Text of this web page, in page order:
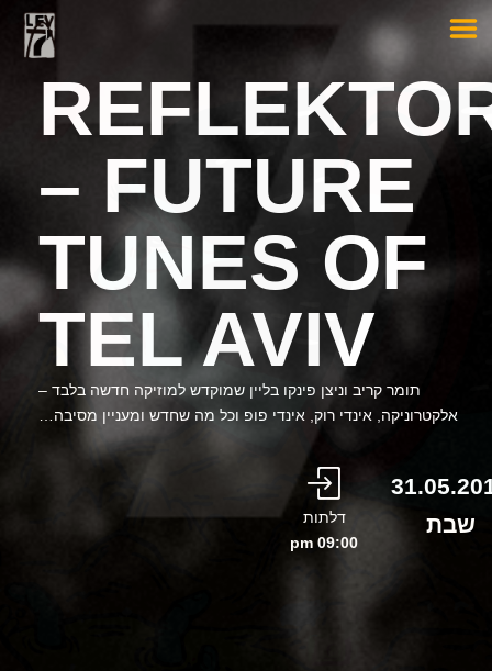
– FUTURE
TUNES OF
TEL AVIV
תומר קריב וניצן פינקו בליין שמוקדש למוזיקה חדשה בלבד –
אלקטרוניקה, אינדי רוק, אינדי פופ וכל מה שחדש ומעניין מסיבה…
שבת
דלתות
09:00 pm